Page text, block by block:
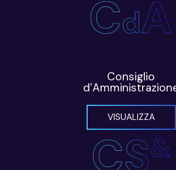
Consiglio
VISUALIZZA